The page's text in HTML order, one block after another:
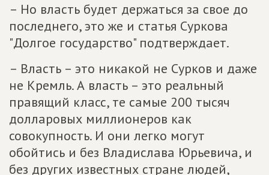
– Но власть будет держаться за свое до
последнего, это же и статья Суркова
"Долгое государство" подтверждает.
– Власть – это никакой не Сурков и даже
не Кремль. А власть – это реальный
правящий класс, те самые 200 тысяч
долларовых миллионеров как
совокупность. И они легко могут
обойтись и без Владислава Юрьевича, и
без других известных стране людей,